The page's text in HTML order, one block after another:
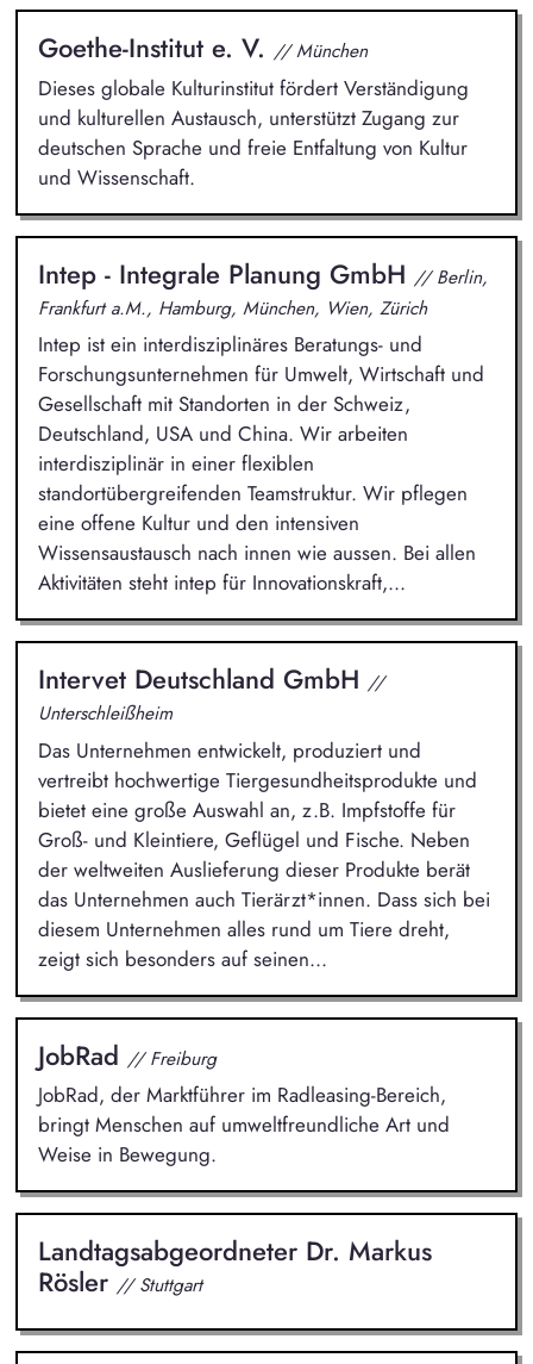
Goethe-Institut e. V. // München
Dieses globale Kulturinstitut fördert Verständigung
und kulturellen Austausch, unterstützt Zugang zur
deutschen Sprache und freie Entfaltung von Kultur
und Wissenschaft.
Intep - Integrale Planung GmbH // Berlin,
Frankfurt a.M., Hamburg, München, Wien, Zürich
Intep ist ein interdisziplinäres Beratungs- und
Forschungsunternehmen für Umwelt, Wirtschaft und
Gesellschaft mit Standorten in der Schweiz,
Deutschland, USA und China. Wir arbeiten
interdisziplinär in einer flexiblen
standortübergreifenden Teamstruktur. Wir pflegen
eine offene Kultur und den intensiven
Wissensaustausch nach innen wie aussen. Bei allen
Aktivitäten steht intep für Innovationskraft,...
Intervet Deutschland GmbH //
Unterschleißheim
Das Unternehmen entwickelt, produziert und
vertreibt hochwertige Tiergesundheitsprodukte und
bietet eine große Auswahl an, z.B. Impfstoffe für
Groß- und Kleintiere, Geflügel und Fische. Neben
der weltweiten Auslieferung dieser Produkte berät
das Unternehmen auch Tierärzt*innen. Dass sich bei
diesem Unternehmen alles rund um Tiere dreht,
zeigt sich besonders auf seinen...
JobRad // Freiburg
JobRad, der Marktführer im Radleasing-Bereich,
bringt Menschen auf umweltfreundliche Art und
Weise in Bewegung.
Landtagsabgeordneter Dr. Markus
Rösler // Stuttgart